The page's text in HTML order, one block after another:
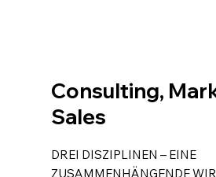
Consulting,
Sales
DREI DISZIPLINEN – EINE
ZUSAMMENHÄNGENDE